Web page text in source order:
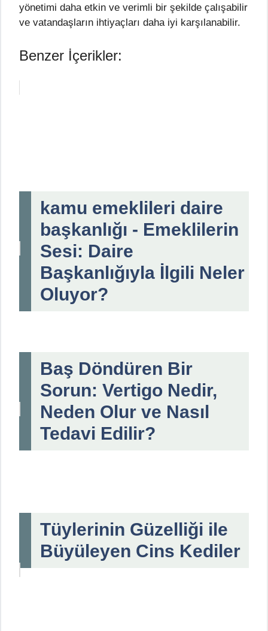
yönetimi daha etkin ve verimli bir şekilde çalışabilir
ve vatandaşların ihtiyaçları daha iyi karşılanabilir.
Benzer İçerikler:
kamu emeklileri daire
başkanlığı - Emeklilerin
Sesi: Daire
Başkanlığıyla İlgili Neler
Oluyor?
Baş Döndüren Bir
Sorun: Vertigo Nedir,
Neden Olur ve Nasıl
Tedavi Edilir?
Tüylerinin Güzelliği ile
Büyüleyen Cins Kediler